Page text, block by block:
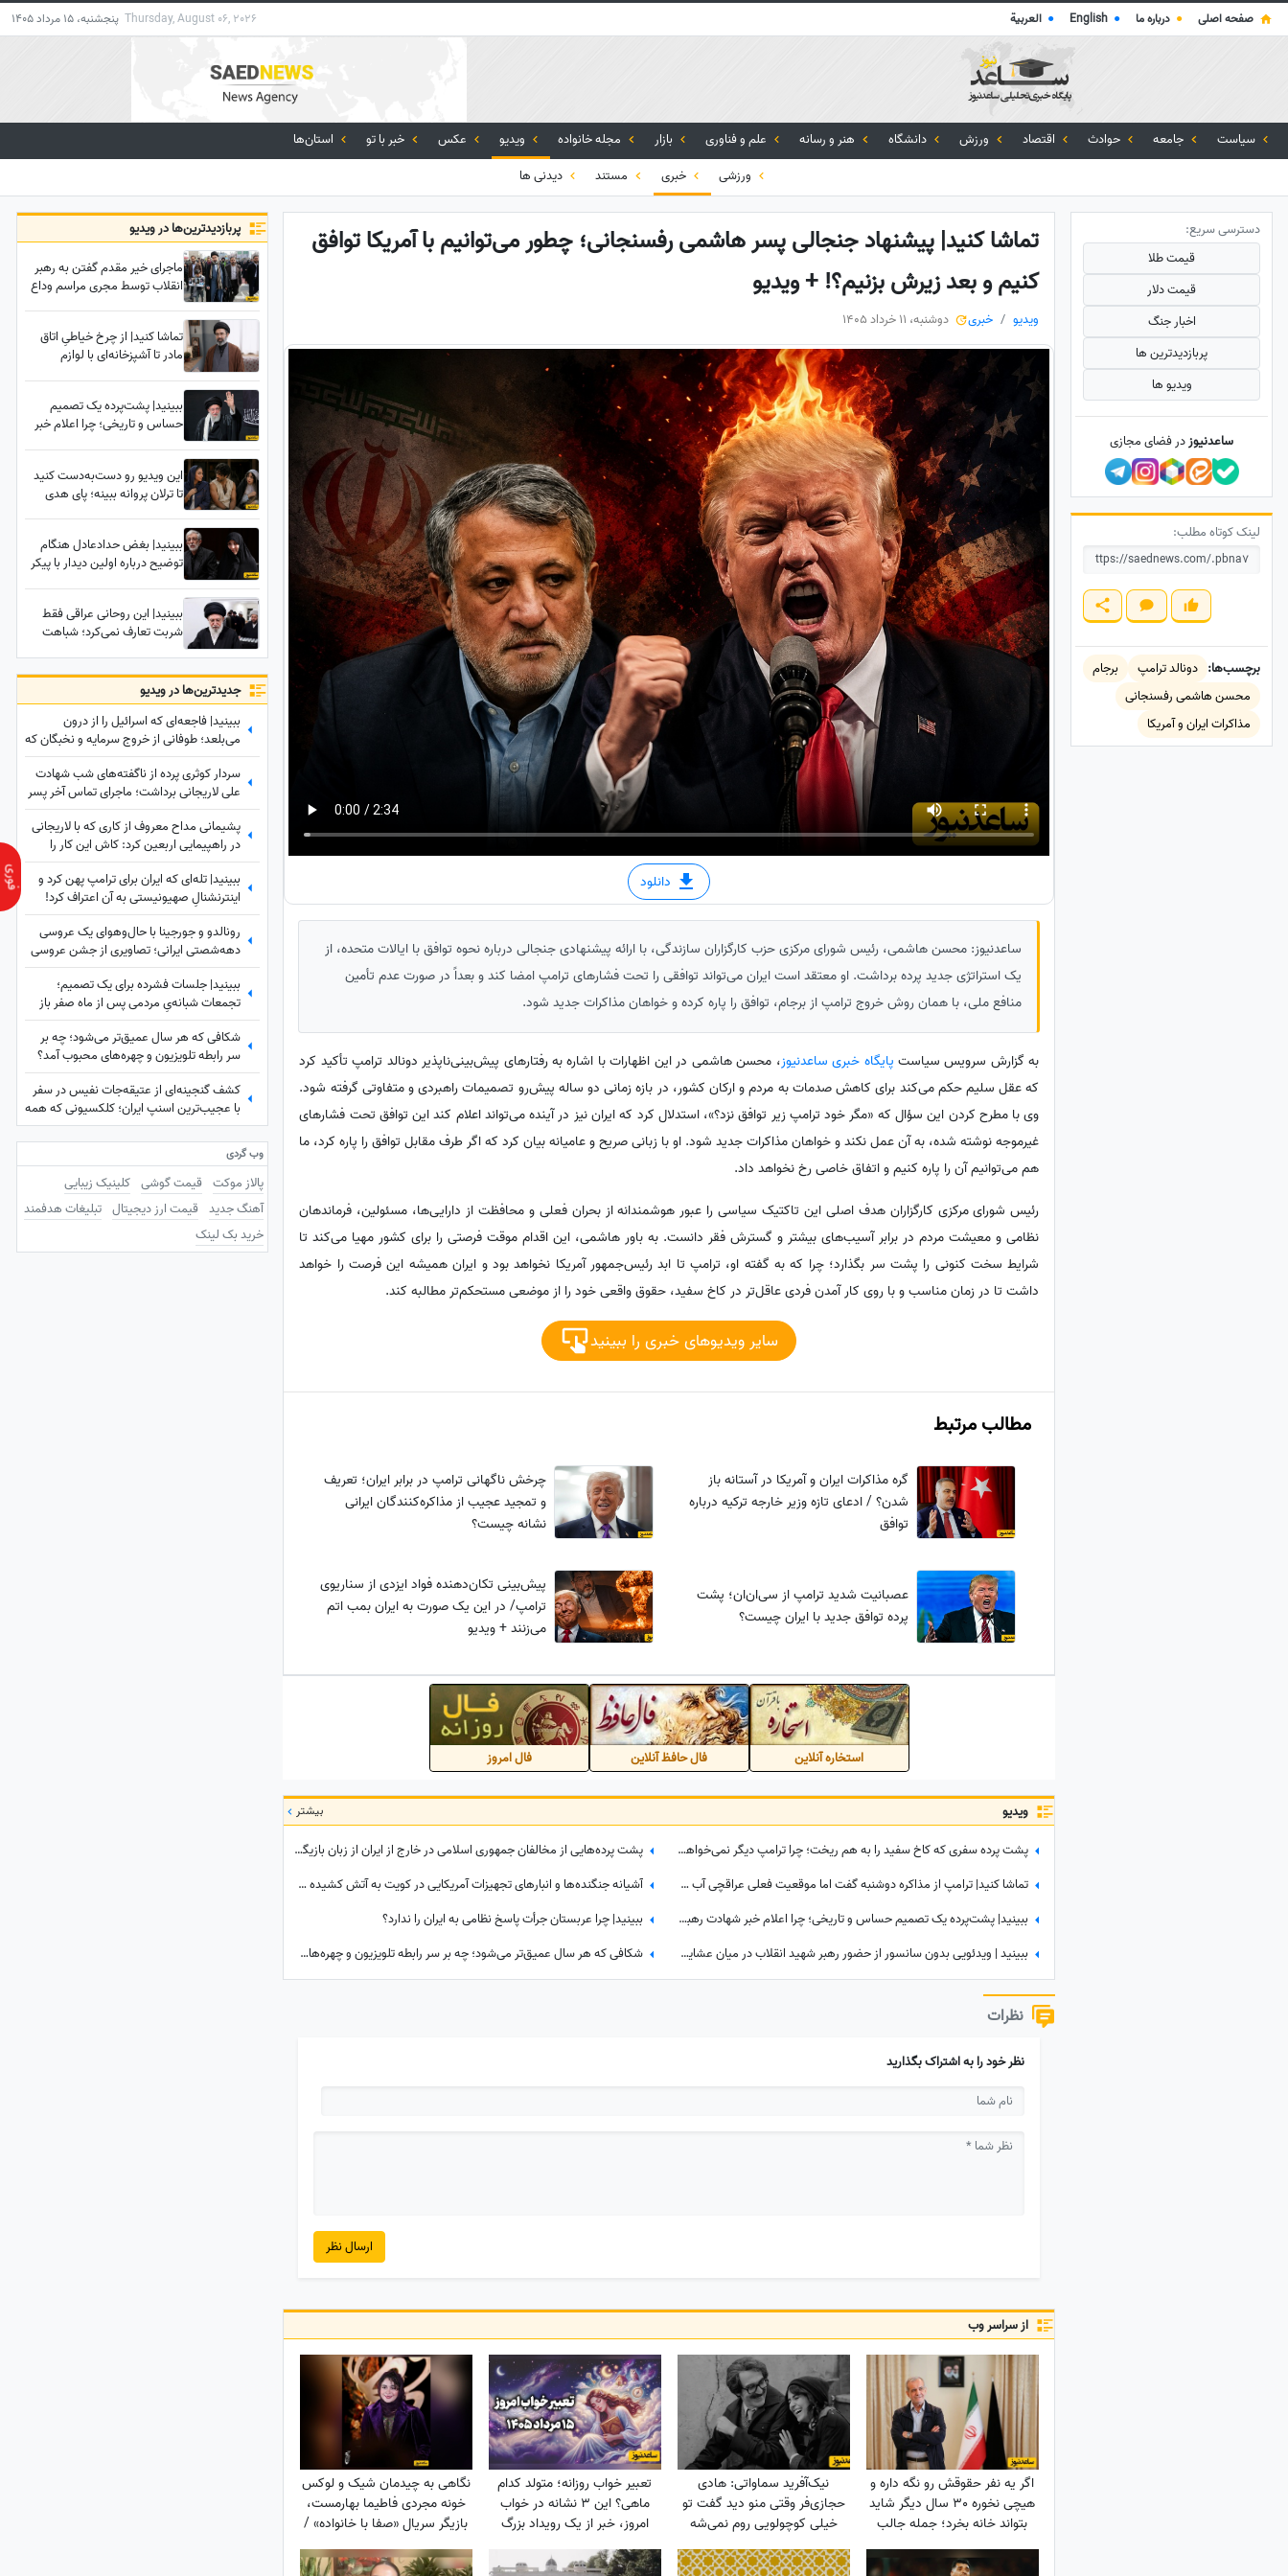
صفحه اصلی ● درباره ما ●
English
● العربية Thursday, August 06, 2026 پنجشنبه، 15 مرداد 1405
سیاست جامعه حوادث اقتصاد ورزش دانشگاه هنر و رسانه علم و فناوری بازار مجله خانواده ویدیو عکس خبر با تو
استان‌ها
ورزشی
خبری مستند دیدنی ها
تماشا کنید| پیشنهاد جنجالی پسر هاشمی رفسنجانی؛ چطور می‌توانیم با آمریکا توافق
کنیم و بعد زیرش بزنیم؟! + ویدیو
ویدیو خبری دوشنبه، 11 خرداد 1405
دانلود
ساعدنیوز: محسن هاشمی، رئیس شورای مرکزی حزب کارگزاران سازندگی، با ارائه پیشنهادی جنجالی درباره نحوه توافق با ایالات متحده، از
یک استراتژی جدید پرده برداشت. او معتقد است ایران می‌تواند توافقی را تحت فشارهای ترامپ امضا کند و بعداً در صورت عدم تأمین
منافع ملی، با همان روش خروج ترامپ از برجام، توافق را پاره کرده و خواهان مذاکرات جدید شود.
به گزارش سرویس سیاست پایگاه خبری ساعدنیوز،‌ محسن هاشمی در این اظهارات با اشاره به رفتارهای پیش‌بینی‌ناپذیر دونالد ترامپ تأکید کرد
که عقل سلیم حکم می‌کند برای کاهش صدمات به مردم و ارکان کشور، در بازه زمانی دو ساله پیش‌رو تصمیمات راهبردی و متفاوتی گرفته شود.
وی با مطرح کردن این سؤال که «مگر خود ترامپ زیر توافق نزد؟»، استدلال کرد که ایران نیز در آینده می‌تواند اعلام کند این توافق تحت فشارهای
غیرموجه نوشته شده، به آن عمل نکند و خواهان مذاکرات جدید شود. او با زبانی صریح و عامیانه بیان کرد که اگر طرف مقابل توافق را پاره کرد، ما
هم می‌توانیم آن را پاره کنیم و اتفاق خاصی رخ نخواهد داد.
رئیس شورای مرکزی کارگزاران هدف اصلی این تاکتیک سیاسی را عبور هوشمندانه از بحران فعلی و محافظت از دارایی‌ها، مسئولین، فرماندهان
نظامی و معیشت مردم در برابر آسیب‌های بیشتر و گسترش فقر دانست. به باور هاشمی، این اقدام موقت فرصتی را برای کشور مهیا می‌کند تا
شرایط سخت کنونی را پشت سر بگذارد؛ چرا که به گفته او، ترامپ تا ابد رئیس‌جمهور آمریکا نخواهد بود و ایران همیشه این فرصت را خواهد
داشت تا در زمان مناسب و با روی کار آمدن فردی عاقل‌تر در کاخ سفید، حقوق واقعی خود را از موضعی مستحکم‌تر مطالبه کند.
سایر ویدیوهای خبری را ببینید
مطالب مرتبط
گره مذاکرات ایران و آمریکا در آستانه باز
شدن؟ / ادعای تازه وزیر خارجه ترکیه درباره
توافق
چرخش ناگهانی ترامپ در برابر ایران؛ تعریف
و تمجید عجیب از مذاکره‌کنندگان ایرانی
نشانه چیست؟
عصبانیت شدید ترامپ از سی‌ان‌ان؛ پشت
پرده توافق جدید با ایران چیست؟
پیش‌بینی تکان‌دهنده فواد ایزدی از سناریوی
ترامپ/ در این یک صورت به ایران بمب اتم
می‌زنند + ویدیو
استخاره آنلاین فال حافظ آنلاین فال امروز
ویدیو بیشتر
پشت پرده سفری که کاخ سفید را به هم ریخت؛ چرا ترامپ دیگر نمی‌خواهد نتانیاهو را ببیند؟
پشت پرده‌هایی از مخالفان جمهوری اسلامی در خارج از ایران از زبان بازیگر مهاجرت کرده / حامیان جمهوری اسلامی جان خود را هم می‌دهند
تماشا کنید| ترامپ از مذاکره دوشنبه گفت اما موقعیت فعلی عراقچی آب پاکی رو دست کاخ‌سفیدنشینان ریخت؛ وزیر امورخارجه کجاست؟
آشیانه جنگنده‌ها و انبارهای تجهیزات آمریکایی در کویت به آتش کشیده شد؛ بخشی از انتقام حمله به قشم تیک خورد!
ببینید| پشت‌پرده یک تصمیم حساس و تاریخی؛ چرا اعلام خبر شهادت رهبر شهید به سحر موکول شد؟
ببینید| چرا عربستان جرأت پاسخ نظامی به ایران را ندارد؟
ببینید | ویدئویی بدون سانسور از حضور رهبر شهید انقلاب در میان عشایر؛ تُرکی حرف زدن آقا را دیده بودید؟
شکافی که هر سال عمیق‌تر می‌شود؛ چه بر سر رابطه تلویزیون و چهره‌های محبوب آمد؟
نظرات
نظر خود را به اشتراک بگذارید
ارسال نظر
از سراسر وب
اگر یه نفر حقوقش رو نگه داره و
هیچی نخوره 30 سال دیگر شاید
بتواند خانه بخرد؛ جمله جالب
پزشکیان که بار دیگر دست به
دست می‌شود
نیک‌آفرید سماواتی: هادی
حجازی‌فر وقتی منو دید گفت تو
خیلی کوچولویی روم نمی‌شه
عاشقت بشم !
تعبیر خواب روزانه؛ متولد کدام
ماهی؟ این 3 نشانه در خواب
امروز، خبر از یک رویداد بزرگ
1405
نگاهی به چیدمان شیک و لوکس
خونه مجردی فاطیما بهارمست،
بازیگر سریال «صفا با خانواده» /
از مبلمان کلاسیک و پرده‌های
اعیانی تا کتاب‌خونه و ...
پربازدید‌ترین‌ها در ویدیو
ماجرای خیر مقدم گفتن به رهبر
انقلاب توسط مجری مراسم وداع
کرد
تماشا کنید| از چرخ خیاطیِ اتاق
مادر تا آشپزخانه‌ای با لوازم
نزدیک ببینید
ببینید| پشت‌پرده یک تصمیم
حساس و تاریخی؛ چرا اعلام خبر
این ویدیو رو دست‌به‌دست کنید
تا ترلان پروانه ببینه؛ پای هدی
ببینید| بغض حدادعادل هنگام
توضیح درباره اولین دیدار با پیکر
زهرا رو برای غسل دادن به ما
تحویل دادند دیدیم که...
ببینید| این روحانی عراقی فقط
شربت تعارف نمی‌کرد؛ شباهت
انقلاب همه را در این موکب
متوقف کرد
جدید‌ترین‌ها در ویدیو
ببینید| فاجعه‌ای که اسرائیل را از درون
می‌بلعد؛ طوفانی از خروج سرمایه و نخبگان که
نتانیاهو را به خاک سیاه نشاند!
سردار کوثری پرده از ناگفته‌های شب شهادت
علی لاریجانی برداشت؛ ماجرای تماس آخر پسر
شهید لاریجانی چه بود؟
پشیمانی مداح معروف از کاری که با لاریجانی
در راهپیمایی اربعین کرد: کاش این کار را
نمی‌کردم
ببینید| تله‌ای که ایران برای ترامپ پهن کرد و
اینترنشنالِ صهیونیستی به آن اعتراف کرد!
رونالدو و جورجینا با حال‌وهوای یک عروسی
دهه‌شصتی ایرانی؛ تصاویری از جشن عروسی
ستاره فوتبال با حضور هالند، امباپه و مسی
که همه را غافلگیر کرد!
ببینید| جلسات فشرده برای یک تصمیم؛
تجمعات شبانه‌یِ مردمی پس از ماه صفر باز
هم ادامه دارد؟
شکافی که هر سال عمیق‌تر می‌شود؛ چه بر
سر رابطه تلویزیون و چهره‌های محبوب آمد؟
کشف گنجینه‌ای از عتیقه‌جات نفیس در سفر
با عجیب‌ترین اسنپ ایران؛ کلکسیونی که همه
را شگفت‌زده کرد
وب گردی
پالاز موکت قیمت گوشی کلینیک زیبایی
آهنگ جدید قیمت ارز دیجیتال تبلیغات هدفمند
خرید بک لینک
دسترسی سریع:
قیمت طلا
قیمت دلار
اخبار جنگ
پربازدید‌ترین ها
ویدیو ها
ساعدنیوزدر فضای مجازی
لینک کوتاه مطلب:
برچسب‌ها: دونالد ترامپ
برجام
محسن هاشمی رفسنجانی
مذاکرات ایران و آمریکا